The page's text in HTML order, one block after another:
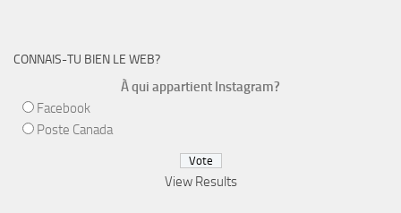
CONNAIS-TU BIEN LE WEB?
À qui appartient Instagram?
Facebook
Poste Canada
View Results